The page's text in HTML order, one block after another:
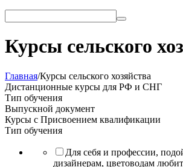
Курсы сельского
Главная/Курсы сельского хозяйства
Дистанционные курсы для РФ и СНГ
Тип обучения
Выпускной документ
Курсы с Присвоением квалификации
Тип обучения
Для себя и профессии,
дизайнерам, цветоводам